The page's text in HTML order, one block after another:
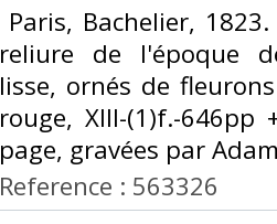
Paris, Bachelier,
reliure de l'époque
lisse, ornés de
rouge, XIII-(1)f.-
page, gravées par
Reference : 563326